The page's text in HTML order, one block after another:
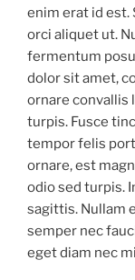
enim erat id est.
orci aliquet ut.
fermentum
dolor sit amet,
ornare convallis
turpis. Fusce
tempor felis
ornare, est
odio sed turpis.
sagittis. Nullam
semper nec
eget diam nec